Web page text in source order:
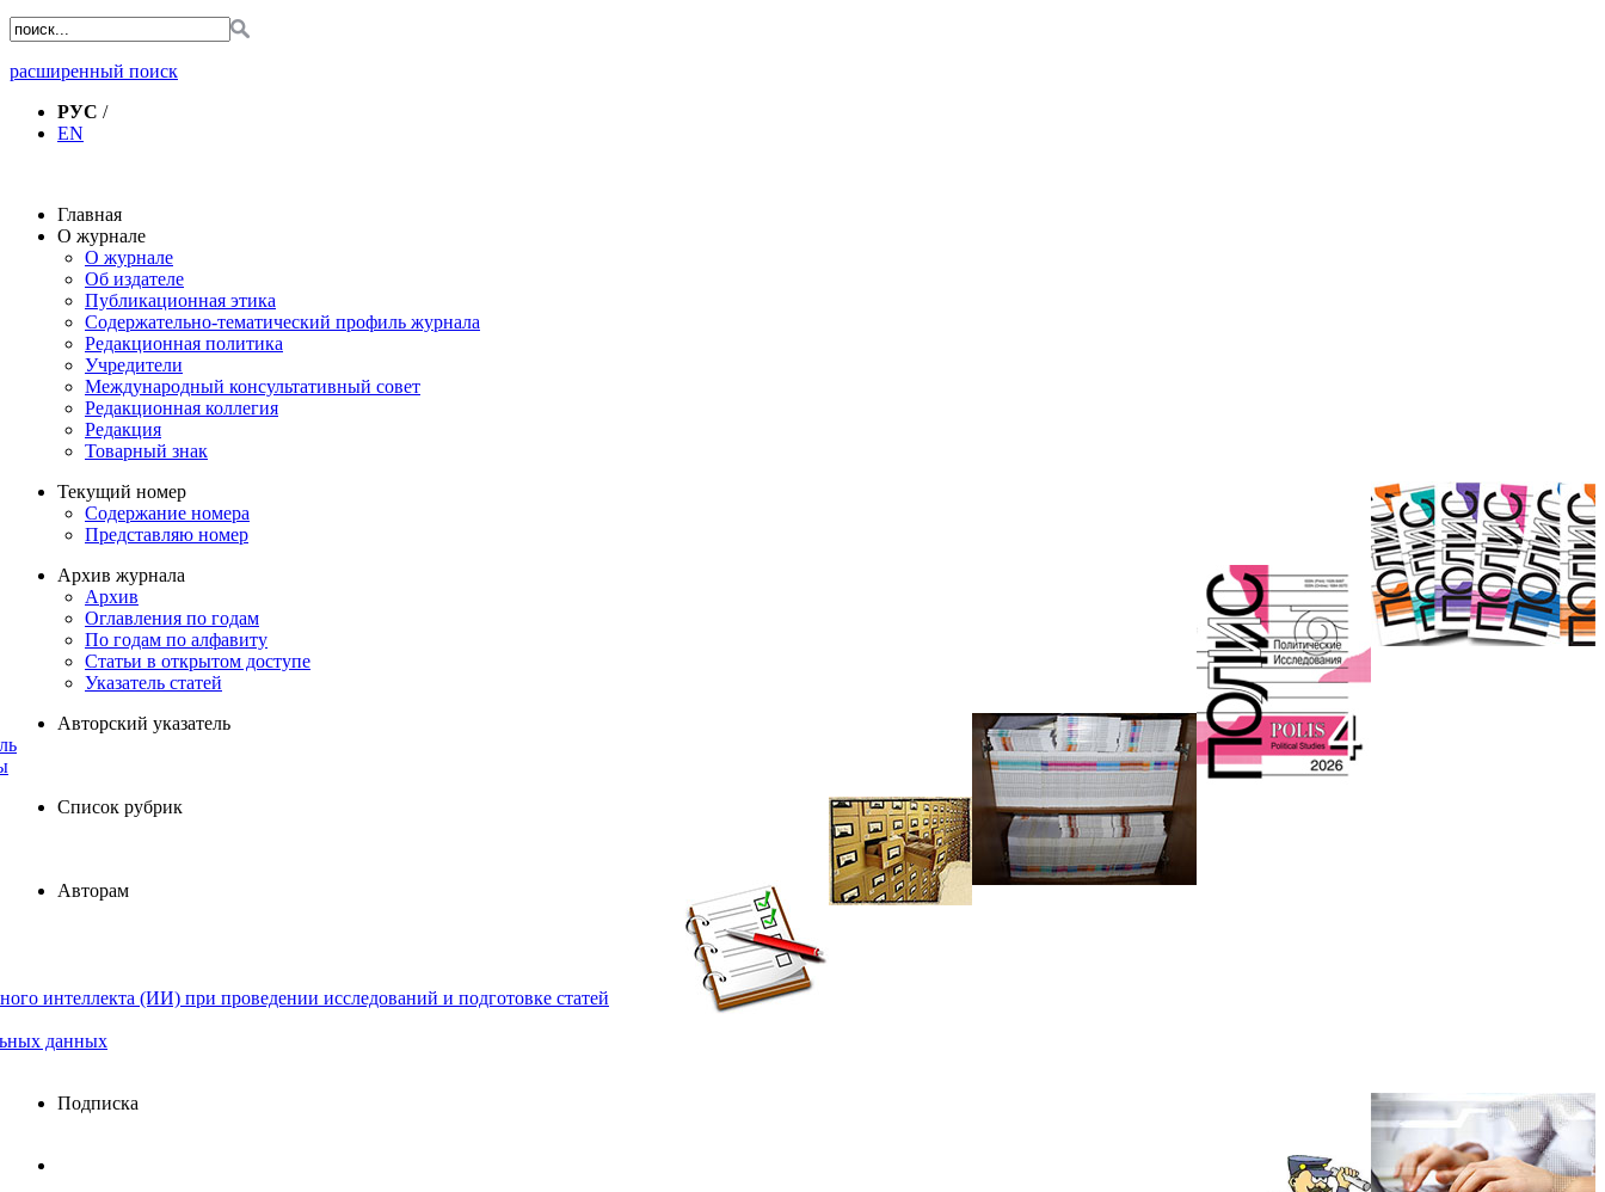
расширенный поиск
РУС /
EN
Главная
О журнале
О журнале
Об издателе
Публикационная этика
Содержательно-тематический профиль журнала
Редакционная политика
Учредители
Международный консультативный совет
Редакционная коллегия
Редакция
Товарный знак
Текущий номер
Содержание номера
Представляю номер
Архив журнала
Архив
Оглавления по годам
По годам по алфавиту
Статьи в открытом доступе
Указатель статей
Авторский указатель
Список рубрик
Авторам
интеллекта (ИИ) при проведении исследований и подготовке статей
данных
Подписка